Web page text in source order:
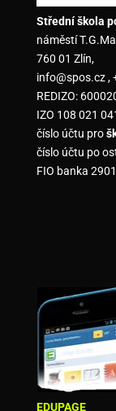
Střední škola
náměstí
760 01 Zlín,
info@spos.cz ,
REDIZO:
IZO 108 021
číslo účtu pro
číslo účtu po
FIO banka
EDUPAGE